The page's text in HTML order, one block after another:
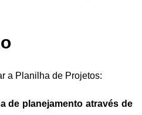
a Planilha de Projetos:
de planejamento através de